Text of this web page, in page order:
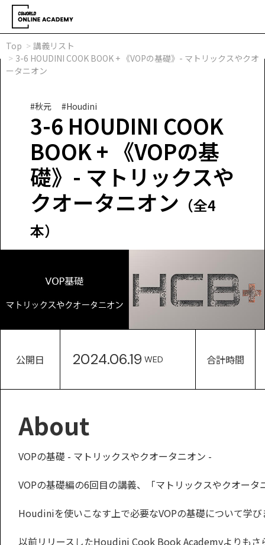
Top
講義リスト
3-6 HOUDINI COOK BOOK + 《VOPの基礎》- マトリックスやクオ
ータニオン
#秋元 #Houdini
3-6 HOUDINI COOK
BOOK + 《VOPの基
礎》- マトリックスや
クオータニオン （全4
本）
公開日 2024.06.19 WED 合計時間
About
VOPの基礎 - マトリックスやクオータニオン -
VOPの基礎編の6回目の講義、「マトリックスやクオー
Houdiniを使いこなす上で必要なVOPの基礎について学び
以前リリースしたHoudini Cook Book Academyよりも